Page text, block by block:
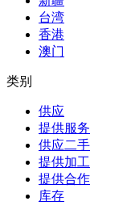
台湾
香港
澳门
类别
供应
提供服务
供应二手
提供加工
提供合作
库存